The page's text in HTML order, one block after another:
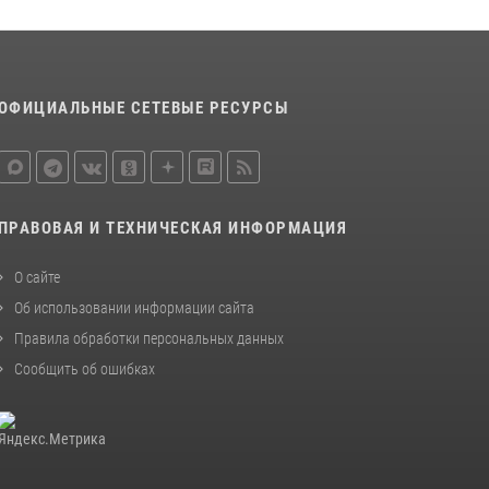
злоумышленников, напавших на бригаду
14 июля 2026, 12:20
Росгвардии Героя России генерала армии
Российской Федерации в Северо-Кавказском
30 июля 2026, 15:35
СЕТЕВЫЕ РЕСУРСЫ
ПРАВОВАЯ И ТЕХНИЧЕСКАЯ ИНФОРМАЦИЯ
О сайте
Об использовании информации сайта
Правила обработки персональных данных
Сообщить об ошибках